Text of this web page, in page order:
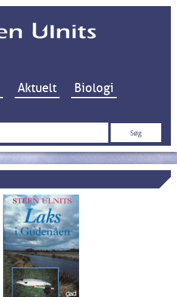
Hop til indhold
Aktuelt Biologi